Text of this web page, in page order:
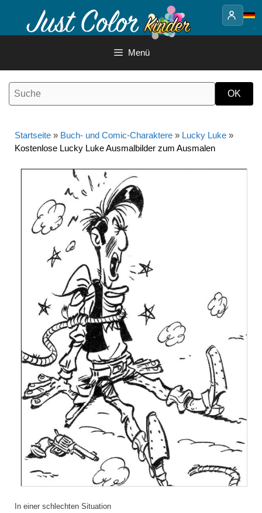
Inhalt
Menü
Startseite » Buch- und Comic-Charaktere » Lucky Luke »
Kostenlose Lucky Luke Ausmalbilder zum Ausmalen
In einer schlechten Situation